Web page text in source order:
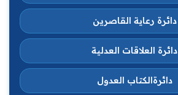
دائرة رعاية القاصرين
دائرة العلاقات العدلية
دائرةالكتاب العدول